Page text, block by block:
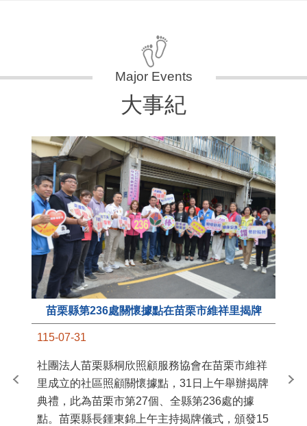
大事紀
苗栗縣第236處關懷據點在苗栗市維祥里揭牌
115-07-31
社團法人苗栗縣桐欣照顧服務協會在苗栗市維祥
里成立的社區照顧關懷據點，31日上午舉辦揭牌
典禮，此為苗栗市第27個、全縣第236處的據
點。苗栗縣長鍾東錦上午主持揭牌儀式，頒發15
苗